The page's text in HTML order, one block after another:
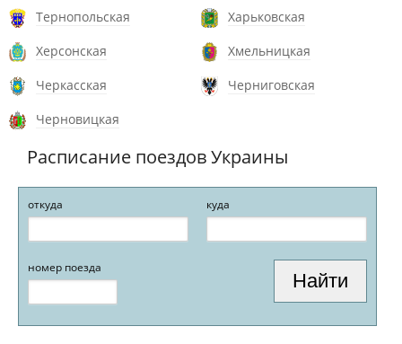
Тернопольская
Харьковская
Херсонская
Хмельницкая
Черкасская
Черниговская
Черновицкая
Расписание поездов Украины
откуда куда
номер поезда